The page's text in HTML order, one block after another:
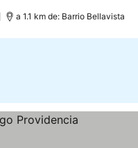
a 1.1 km de: Barrio Bellavista